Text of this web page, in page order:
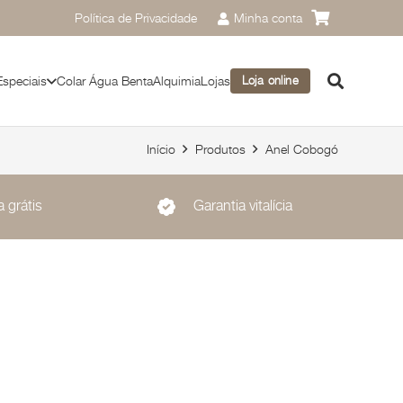
Política de Privacidade Minha conta
Colar Água BentaAlquimiaLojas Loja online
Início Produtos Anel Cobogó
grátis Garantia vitalícia